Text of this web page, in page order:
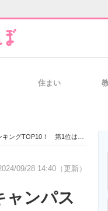
経営リーダー
住まい
京大学」【2024年最新調査結果】
09/28 14:40（更新）
ャンパス